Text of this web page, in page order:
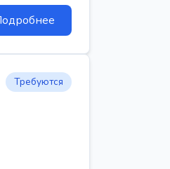
Требуются